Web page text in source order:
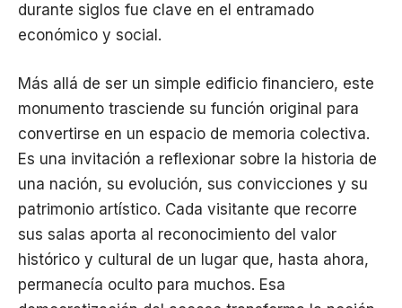
durante siglos fue clave en el entramado
económico y social.
Más allá de ser un simple edificio financiero, este
monumento trasciende su función original para
convertirse en un espacio de memoria colectiva.
Es una invitación a reflexionar sobre la historia de
una nación, su evolución, sus convicciones y su
patrimonio artístico. Cada visitante que recorre
sus salas aporta al reconocimiento del valor
histórico y cultural de un lugar que, hasta ahora,
permanecía oculto para muchos. Esa